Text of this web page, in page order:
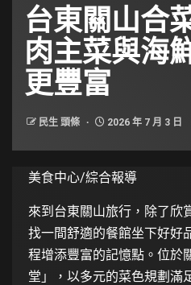
台東關山合
肉主菜與海
更豐富
民生 頭條 2026 年 7 月 3 日
美食中心/綜合報導
來到台東關山旅行，除了欣
找一間舒適的餐館坐下好好
程增添豐富的記憶點。位於
堂」，以多元的菜色規劃滿